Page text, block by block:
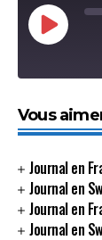
Play
SHARE
EMBED
Vous
Journal en
Journal en
Journal en
Journal en